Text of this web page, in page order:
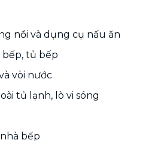
nồi và dụng cụ nấu ăn
bếp, tủ bếp
vòi nước
tủ lạnh, lò vi sóng
bếp